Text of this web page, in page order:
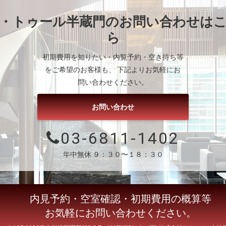
トゥール半蔵門のお問い合わせは
ら
初期費用を知りたい・内覧予約・空き待ち等
をご希望のお客様も、 下記よりお気軽にお
問い合わせください。
お問い合わせ
03-6811-1402
年中無休 ９：３０〜１８：３０
内見予約・空室確認・初期費用の概算等
お気軽にお問い合わせください。